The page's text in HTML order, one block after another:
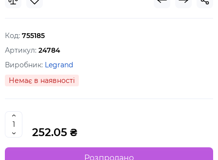
Код: 755185
Артикул: 24784
Виробник: Legrand
Немає в наявності
252.05 ₴
Розпродано